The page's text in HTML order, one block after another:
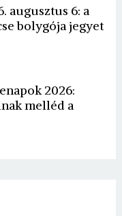
augusztus 6: a
bolygója jegyet
2026:
melléd a